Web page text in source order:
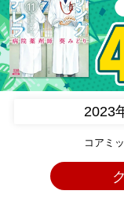
2023
コアミ